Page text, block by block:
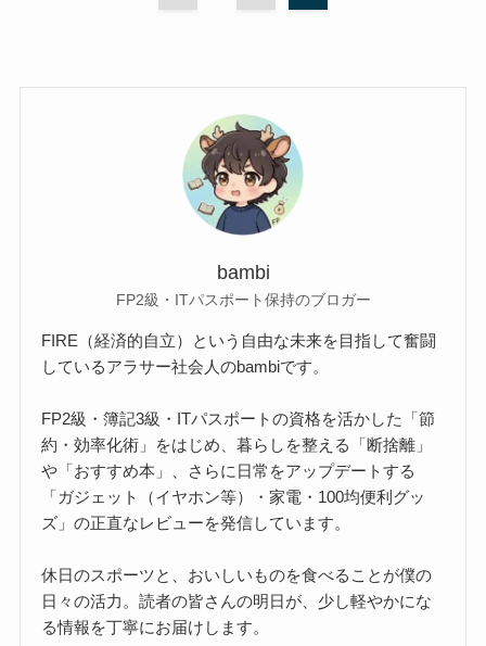
bambi
FP2級・ITパスポート保持のブロガー
FIRE（経済的自立）という自由な未来を目指して奮闘
しているアラサー社会人のbambiです。
FP2級・簿記3級・ITパスポートの資格を活かした「節
約・効率化術」をはじめ、暮らしを整える「断捨離」
や「おすすめ本」、さらに日常をアップデートする
「ガジェット（イヤホン等）・家電・100均便利グッ
ズ」の正直なレビューを発信しています。
休日のスポーツと、おいしいものを食べることが僕の
日々の活力。読者の皆さんの明日が、少し軽やかにな
る情報を丁寧にお届けします。